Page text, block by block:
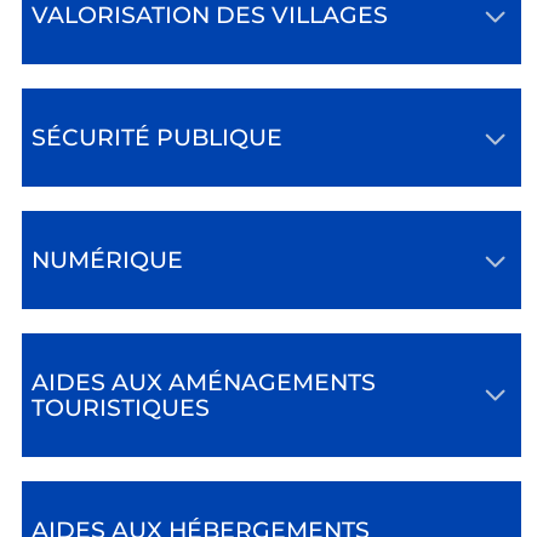
VALORISATION DES VILLAGES
SÉCURITÉ PUBLIQUE
NUMÉRIQUE
AIDES AUX AMÉNAGEMENTS
TOURISTIQUES
AIDES AUX HÉBERGEMENTS